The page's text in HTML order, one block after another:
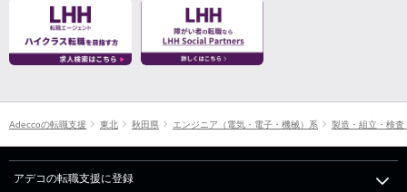
Adeccoの転職支援 東北 秋田県 エンジニア（電気・電子・機械）系 製造・組立・検査
アデコの転職支援に登録